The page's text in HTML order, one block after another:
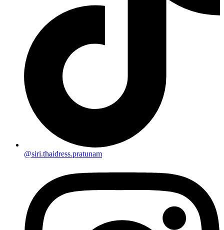
@siri.thaidress.pratunam